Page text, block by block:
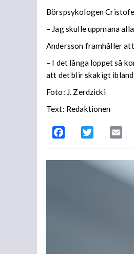
Börspsykologen
– Jag skulle uppmana
Andersson framhåller
– I det långa loppet så
att det blir skakigt
Foto: J. Zerdzicki
Text: Redaktionen
Facebook Twitter